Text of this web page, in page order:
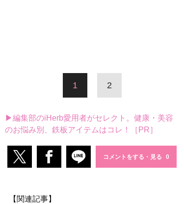
1 2
▶編集部のiHerb愛用者がセレクト。健康・美容
のお悩み別、鉄板アイテムはコレ！［PR］
コメントをする・見る
【関連記事】